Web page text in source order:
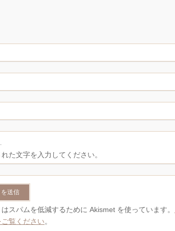
れた文字を入力してください。
スパムを低減するために Akismet を使っています。
覧ください。